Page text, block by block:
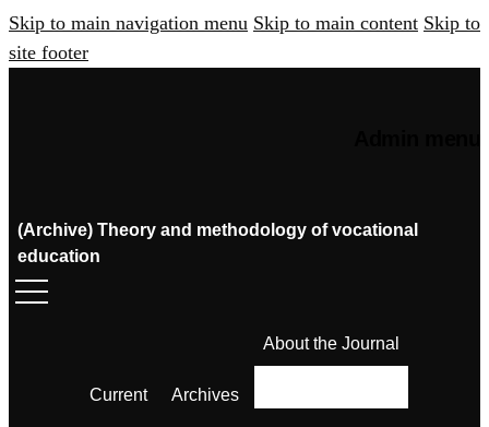
Skip to main navigation menu Skip to main content Skip to
site footer
(Archive) Theory and methodology of vocational
education
Current Archives
About the Journal